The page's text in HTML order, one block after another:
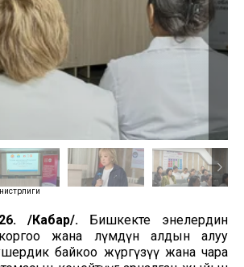
/Кабар/. Бишкекте энелердин
жана өлүмдүн алдын алуу
байкоо жүргүзүү жана чара